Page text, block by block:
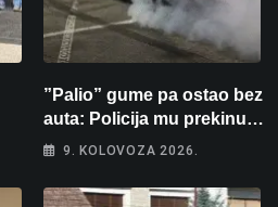
”Palio” gume pa ostao bez
auta: Policija mu prekinula
”show” na parkingu u
9. KOLOVOZA 2026.